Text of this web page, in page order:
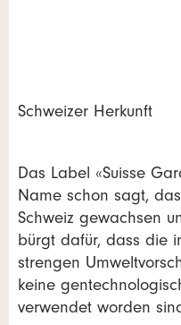
Schweizer Herkunft
Das Label «Suisse
Name schon sagt,
Schweiz gewachsen
bürgt dafür, dass die
strengen
keine
verwendet worden